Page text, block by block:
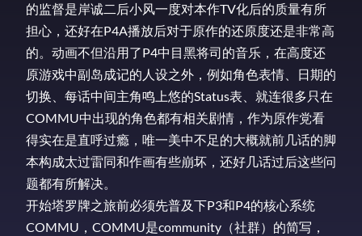
的监督是岸诚二后小风一度对本作TV化后的质量有所
担心，还好在P4A播放后对于原作的还原度还是非常高
的。动画不但沿用了P4中目黑将司的音乐，在高度还
原游戏中副岛成记的人设之外，例如角色表情、日期的
切换、每话中间主角鸣上悠的Status表、就连很多只在
COMMU中出现的角色都有相关剧情，作为原作党看
得实在是直呼过瘾，唯一美中不足的大概就前几话的脚
本构成太过雷同和作画有些崩坏，还好几话过后这些问
题都有所解决。
开始塔罗牌之旅前必须先普及下P3和P4的核心系统
COMMU，COMMU是community（社群）的简写，